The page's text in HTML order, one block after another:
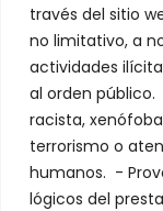
través del sitio
no limitativo, a
actividades
al orden
racista,
terrorismo o
humanos. -
lógicos del